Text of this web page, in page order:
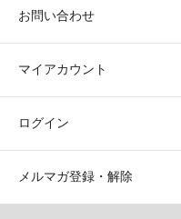
お問い合わせ
マイアカウント
ログイン
メルマガ登録・解除